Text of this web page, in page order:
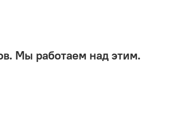
Мы работаем над этим.